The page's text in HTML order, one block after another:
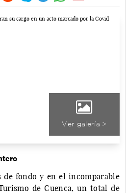
Ver galería >
de fondo y en el incomparable
de Cuenca, un total de